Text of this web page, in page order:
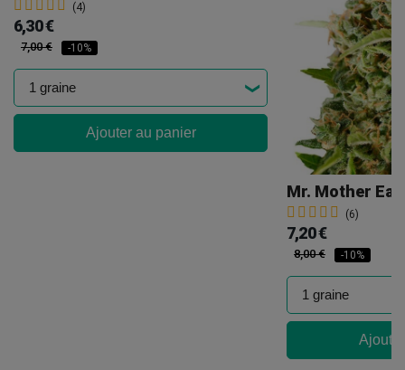
(4)
6,30 €
7,00 € -10%
Ajouter au panier
Mr. Mother
(6)
7,20 €
8,00 € -10%